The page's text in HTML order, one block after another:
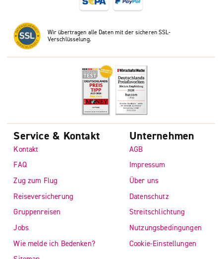
Wir übertragen alle Daten mit der sicheren SSL-
Verschlüsselung.
Service & Kontakt
Kontakt
FAQ
Zug zum Flug
Reiseversicherung
Gruppenreisen
Jobs
Wie melde ich Bedenken?
Unternehmen
AGB
Impressum
Über uns
Datenschutz
Streitschlichtung
Nutzungsbedingungen
Cookie-Einstellungen